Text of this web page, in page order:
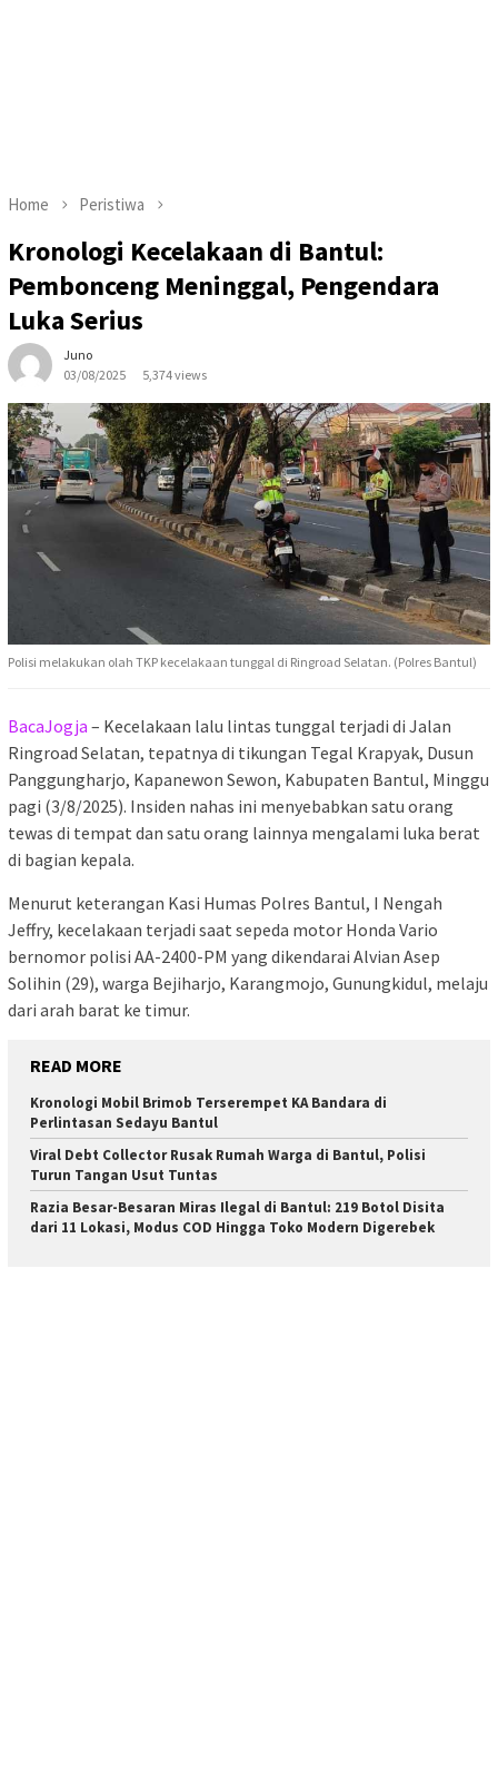
Home Peristiwa
Kronologi Kecelakaan di Bantul:
Pembonceng Meninggal, Pengendara
Luka Serius
Juno
03/08/2025
5,374 views
Polisi melakukan olah TKP kecelakaan tunggal di Ringroad Selatan. (Polres Bantul)
BacaJogja – Kecelakaan lalu lintas tunggal terjadi di Jalan
Ringroad Selatan, tepatnya di tikungan Tegal Krapyak, Dusun
Panggungharjo, Kapanewon Sewon, Kabupaten Bantul, Minggu
pagi (3/8/2025). Insiden nahas ini menyebabkan satu orang
tewas di tempat dan satu orang lainnya mengalami luka berat
di bagian kepala.
Menurut keterangan Kasi Humas Polres Bantul, I Nengah
Jeffry, kecelakaan terjadi saat sepeda motor Honda Vario
bernomor polisi AA-2400-PM yang dikendarai Alvian Asep
Solihin (29), warga Bejiharjo, Karangmojo, Gunungkidul, melaju
dari arah barat ke timur.
READ MORE
Kronologi Mobil Brimob Terserempet KA Bandara di
Perlintasan Sedayu Bantul
Viral Debt Collector Rusak Rumah Warga di Bantul, Polisi
Turun Tangan Usut Tuntas
Razia Besar-Besaran Miras Ilegal di Bantul: 219 Botol Disita
dari 11 Lokasi, Modus COD Hingga Toko Modern Digerebek